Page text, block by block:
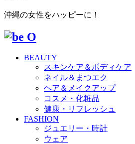
沖縄の女性をハッピーに！
BEAUTY
スキンケア＆ボディケア
ネイル＆まつエク
ヘア＆メイクアップ
コスメ・化粧品
健康・リフレッシュ
FASHION
ジュエリー・時計
ウェア